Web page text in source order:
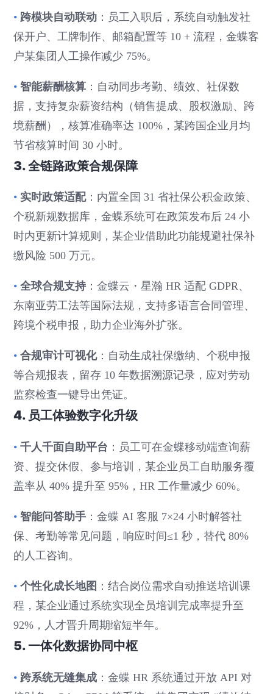
• 跨模块自动联动 ：员工入职后，系统自动触发社
保开户、工牌制作、邮箱配置等 10 + 流程，金蝶客
户某集团人工操作减少 75%。
•智能薪酬核算 ：自动同步考勤、绩效、社保数
据，支持复杂薪资结构（销售提成、股权激励、跨
境薪酬），核算准确率达 100%，某跨国企业月均
节省核算时间 30 小时。
3. 全链路政策合规保障
• 实时政策适配：内置全国 31 省社保公积金政策、
个税新规数据库，金蝶系统可在政策发布后 24 小
时内更新计算规则，某企业借助此功能规避社保补
缴风险 500 万元。
•全球合规支持：金蝶云・星瀚 HR 适配 GDPR、
东南亚劳工法等国际法规，支持多语言合同管理、
跨境个税申报，助力企业海外扩张。
•合规审计可视化：自动生成社保缴纳、个税申报
等合规报表，留存 10 年数据溯源记录，应对劳动
监察检查一键导出凭证。
4. 员工体验数字化升级
•千人千面自助平台 ：员工可在金蝶移动端查询薪
资、提交休假、参与培训，某企业员工自助服务覆
盖率从 40% 提升至 95%，HR 工作量减少 60%。
•智能问答助手 ：金蝶 AI 客服 7×24 小时解答社
保、考勤等常见问题，响应时间≤1 秒，替代 80%
的人工咨询。
•个性化成长地图 ：结合岗位需求自动推送培训课
程，某企业通过系统实现全员培训完成率提升至
92%，人才晋升周期缩短半年。
5. 一体化数据协同中枢
• 跨系统无缝集成 ：金蝶 HR 系统通过开放 API 对